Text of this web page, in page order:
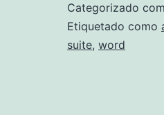
Categorizado
Etiquetado como
suite, word